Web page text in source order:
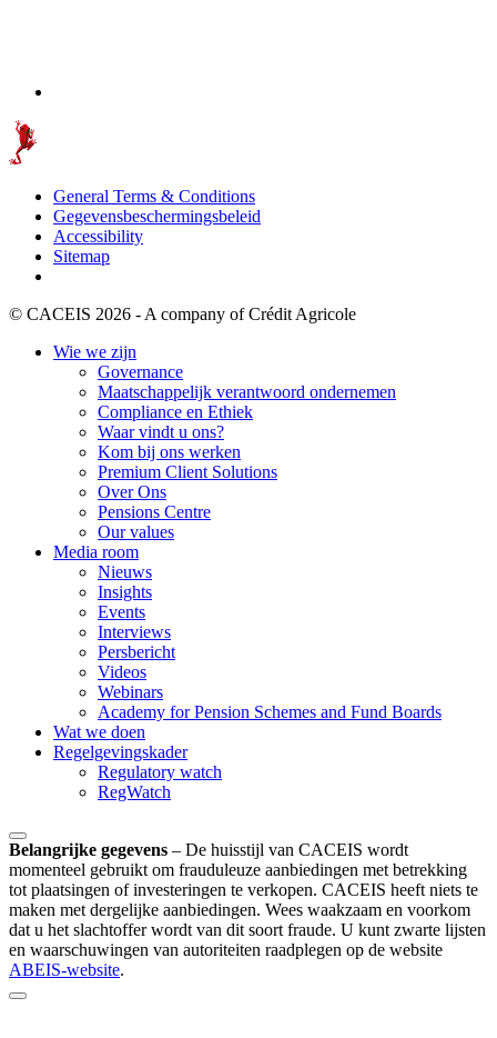
General Terms & Conditions
Gegevensbeschermingsbeleid
Accessibility
Sitemap
© CACEIS 2026 - A company of Crédit Agricole
Wie we zijn
Governance
Maatschappelijk verantwoord ondernemen
Compliance en Ethiek
Waar vindt u ons?
Kom bij ons werken
Premium Client Solutions
Over Ons
Pensions Centre
Our values
Media room
Nieuws
Insights
Events
Interviews
Persbericht
Videos
Webinars
Academy for Pension Schemes and Fund Boards
Wat we doen
Regelgevingskader
Regulatory watch
RegWatch
Belangrijke gegevens – De huisstijl van CACEIS wordt
momenteel gebruikt om frauduleuze aanbiedingen met betrekking
tot plaatsingen of investeringen te verkopen. CACEIS heeft niets te
maken met dergelijke aanbiedingen. Wees waakzaam en voorkom
dat u het slachtoffer wordt van dit soort fraude. U kunt zwarte lijsten
en waarschuwingen van autoriteiten raadplegen op de website
ABEIS-website.